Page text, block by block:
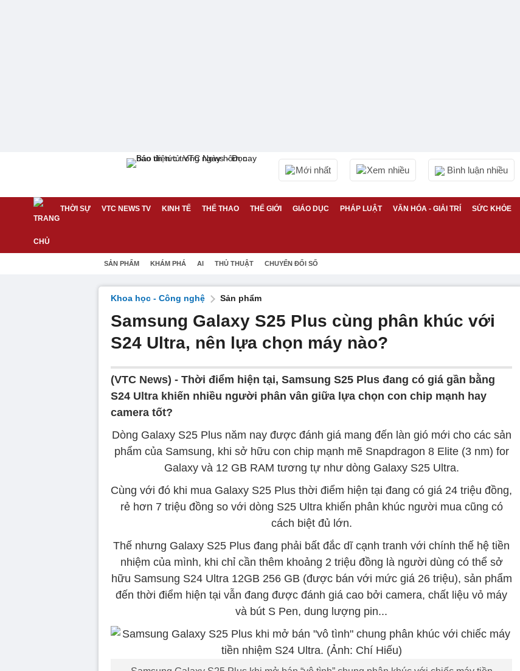
Mới nhất Xem nhiều Bình luận nhiều
THỜI SỰ VTC NEWS TV KINH TẾ THỂ THAO THẾ GIỚI GIÁO DỤC PHÁP LUẬT VĂN HÓA - GIẢI TRÍ SỨC KHỎE
SẢN PHẨM KHÁM PHÁ AI THỦ THUẬT CHUYỂN ĐỔI SỐ
Khoa học - Công nghệ Sản phẩm
Samsung Galaxy S25 Plus cùng phân khúc với
S24 Ultra, nên lựa chọn máy nào?
(VTC News) - Thời điểm hiện tại, Samsung S25 Plus đang có giá gần bằng
S24 Ultra khiến nhiều người phân vân giữa lựa chọn con chip mạnh hay
camera tốt?
Dòng Galaxy S25 Plus năm nay được đánh giá mang đến làn gió mới cho các sản
phẩm của Samsung, khi sở hữu con chip mạnh mẽ Snapdragon 8 Elite (3 nm) for
Galaxy và 12 GB RAM tương tự như dòng Galaxy S25 Ultra.
Cùng với đó khi mua Galaxy S25 Plus thời điểm hiện tại đang có giá 24 triệu đồng,
rẻ hơn 7 triệu đồng so với dòng S25 Ultra khiến phân khúc người mua cũng có
cách biệt đủ lớn.
Thế nhưng Galaxy S25 Plus đang phải bất đắc dĩ cạnh tranh với chính thế hệ tiền
nhiệm của mình, khi chỉ cần thêm khoảng 2 triệu đồng là người dùng có thể sở
hữu Samsung S24 Ultra 12GB 256 GB (được bán với mức giá 26 triệu), sản phẩm
đến thời điểm hiện tại vẫn đang được đánh giá cao bởi camera, chất liệu vỏ máy
và bút S Pen, dung lượng pin...